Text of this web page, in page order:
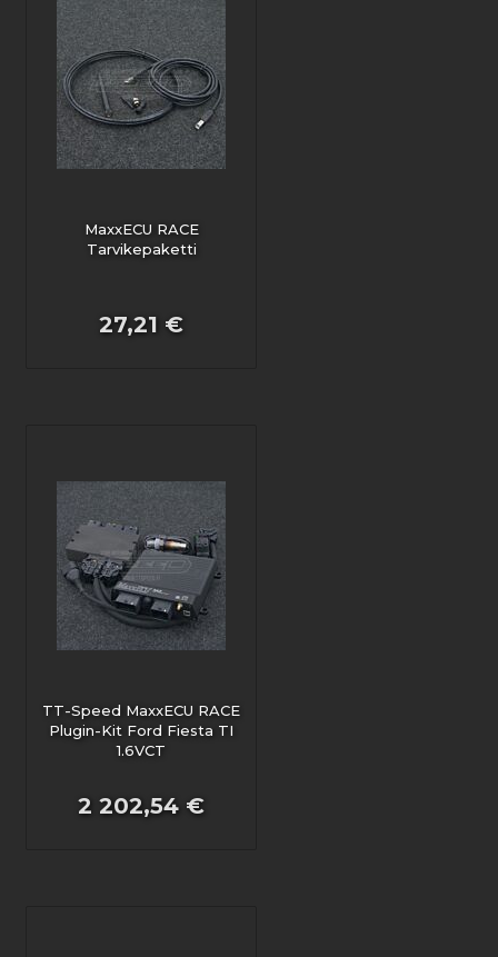
MaxxECU RACE
Tarvikepaketti
27,21 €
TT-Speed MaxxECU RACE
Plugin-Kit Ford Fiesta TI
1.6VCT
2 202,54 €